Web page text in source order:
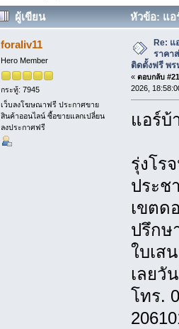
ผู้เขียน
หัวข้อ: แอ
บ้าน ติดตั้งฟรี พรหมดวงซัพพลาย (อ่าน
foraliv11
Hero Member
กระทู้: 7945
เว็บลงโฆษณาฟรี ประกาศขาย
สินค้าออนไลน์ ซื้อขายแลกเปลี่ยน
ลงประกาศฟรี
Re:
ราคา
ติดตั้งฟรี พร
« ตอบกลับ
2026,
แอร์บ้
รุ่งโร
ประช
เขตด
ปรึกษ
ใบเส
เลยวั
โทร.